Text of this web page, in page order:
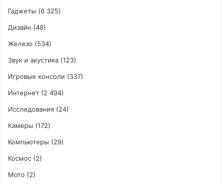
Гаджеты (6 325)
Дизайн (48)
Железо (534)
Звук и акустика (123)
Игровые консоли (337)
Интернет (2 494)
Исследования (24)
Камеры (172)
Компьютеры (29)
Космос (2)
Мото (2)